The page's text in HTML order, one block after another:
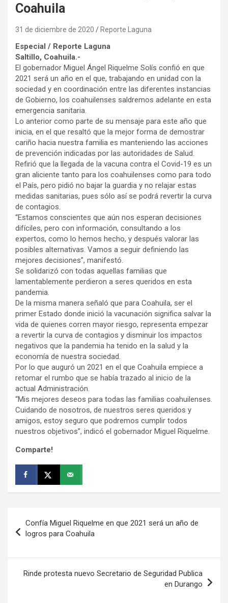
Coahuila
31 de diciembre de 2020 Reporte Laguna
Especial / Reporte Laguna
Saltillo, Coahuila.-
El gobernador Miguel Ángel Riquelme Solís confió en que
2021 será un año en el que, trabajando en unidad con la
sociedad y en coordinación entre las diferentes instancias
de Gobierno, los coahuilenses saldremos adelante en esta
emergencia sanitaria.
Lo anterior como parte de su mensaje para este año que
inicia, en el que resaltó que la mejor forma de demostrar
cariño hacia nuestra familia es manteniendo las acciones
de prevención indicadas por las autoridades de Salud.
Refirió que la llegada de la vacuna contra el Covid-19 es un
gran aliciente tanto para los coahuilenses como para todo
el País, pero pidió no bajar la guardia y no relajar estas
medidas sanitarias, pues sólo así se podrá revertir la curva
de contagios.
“Estamos conscientes que aún nos esperan decisiones
difíciles, pero con información, consultando a los
expertos, como lo hemos hecho, y después valorar las
posibles alternativas. Vamos a seguir definiendo las
mejores decisiones”, manifestó.
Se solidarizó con todas aquellas familias que
lamentablemente perdieron a seres queridos en esta
pandemia.
De la misma manera señaló que para Coahuila, ser el
primer Estado donde inició la vacunación significa salvar la
vida de quienes corren mayor riesgo, representa empezar
a revertir la curva de contagios y disminuir los impactos
negativos que la pandemia ha tenido en la salud y la
economía de nuestra sociedad.
Por lo que auguró un 2021 en el que Coahuila empiece a
retomar el rumbo que se había trazado al inicio de la
actual Administración.
“Mis mejores deseos para todas las familias coahuilenses.
Cuidando de nosotros, de nuestros seres queridos y
amigos, estoy seguro que podremos cumplir todos
nuestros objetivos”, indicó el gobernador Miguel Riquelme.
Comparte!
de
Confía Miguel Riquelme en que 2021 será un año de
logros para Coahuila
Rinde protesta nuevo Secretario de Seguridad Publica
en Durango